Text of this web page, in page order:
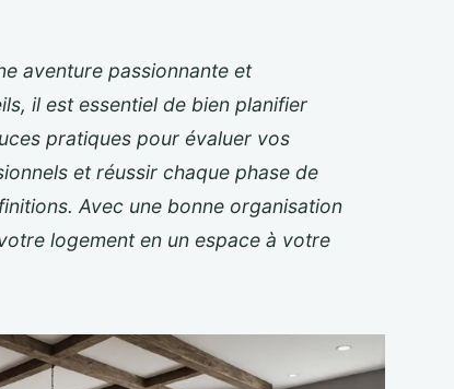
aventure passionnante et
il est essentiel de bien planifier
pratiques pour évaluer vos
et réussir chaque phase de
Avec une bonne organisation
logement en un espace à votre